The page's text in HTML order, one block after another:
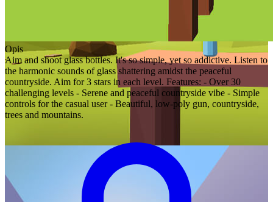
Opis
Aim and shoot glass bottles. It's so simple, yet so addictive. Listen to
the harmonic sounds of glass shattering amidst the peaceful
countryside. Aim for 3 stars in each level. Features: - Over 30
challenging levels - Serene and peaceful countryside vibe - Simple
controls for the casual user - Beautiful, low-poly gun, countryside,
trees and mountains.